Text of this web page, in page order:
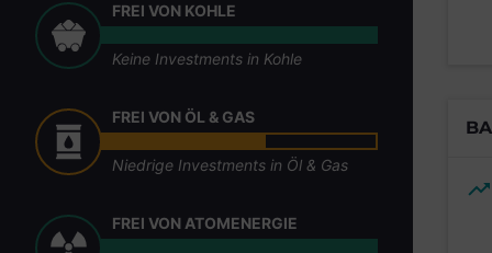
FREI VON KOHLE
Keine Investments in Kohle
FREI VON ÖL & GAS
Niedrige Investments in Öl & Gas
FREI VON ATOMENERGIE